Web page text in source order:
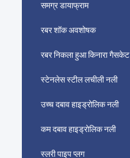
समग्र डायाफ्राम
रबर शॉक अवशोषक
रबर निकला हुआ किनारा गैसकेट
स्टेनलेस स्टील लचीली नली
उच्च दबाव हाइड्रोलिक नली
कम दबाव हाइड्रोलिक नली
स्लरी पाइप प्लग